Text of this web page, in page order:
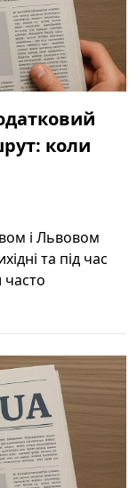
коли
і Львовом
та під час
часто